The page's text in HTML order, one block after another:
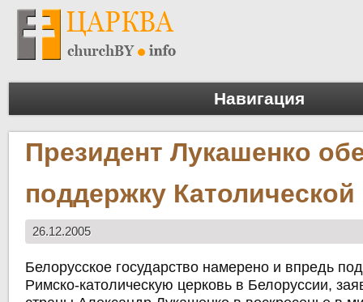
Навигация
Президент Лукашенко
поддержку Католической
26.12.2005
Белорусское государство намерено и впредь
Римско-католическую церковь в Белоруссии,